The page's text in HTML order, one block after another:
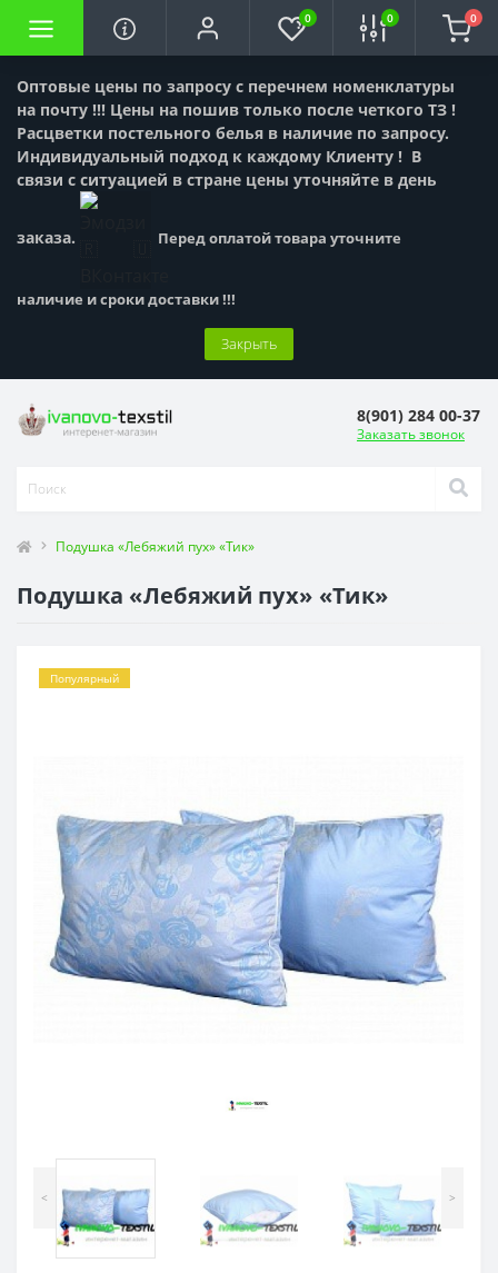
Оптовые цены по запросу с перечнем номенклатуры
на почту !!! Цены на пошив только после четкого ТЗ !
Расцветки постельного белья в наличие по запросу.
Индивидуальный подход к каждому Клиенту ! В
связи с ситуацией в стране цены уточняйте в день
заказа. Перед оплатой товара уточните
наличие и сроки доставки !!!
Закрыть
0 0 0
8(901) 284 00-37
Заказать звонок
Подушка «Лебяжий пух» «Тик»
Подушка «Лебяжий пух» «Тик»
Популярный
< >